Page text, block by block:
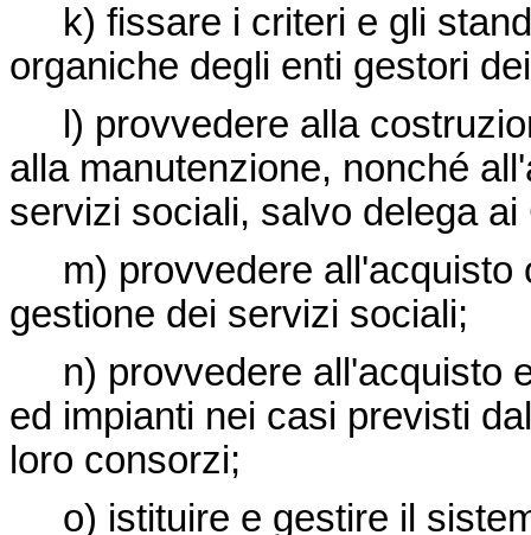
k) fissare i criteri e gli
organiche degli enti gestori
l) provvedere alla
alla manutenzione, nonché
servizi sociali, salvo delega
m) provvedere all'acquisto
gestione dei servizi sociali;
n) provvedere all'acquisto
ed impianti nei casi previsti
loro consorzi;
o) istituire e gestire il